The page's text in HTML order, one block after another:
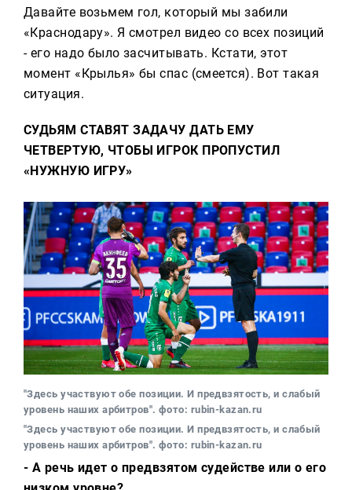
Давайте возьмем гол, который мы забили
«Краснодару». Я смотрел видео со всех позиций
- его надо было засчитывать. Кстати, этот
момент «Крылья» бы спас (смеется). Вот такая
ситуация.
СУДЬЯМ СТАВЯТ ЗАДАЧУ ДАТЬ ЕМУ
ЧЕТВЕРТУЮ, ЧТОБЫ ИГРОК ПРОПУСТИЛ
«НУЖНУЮ ИГРУ»
"Здесь участвуют обе позиции. И предвзятость, и слабый
уровень наших арбитров". фото: rubin-kazan.ru
"Здесь участвуют обе позиции. И предвзятость, и слабый
уровень наших арбитров". фото: rubin-kazan.ru
- А речь идет о предвзятом судействе или о его